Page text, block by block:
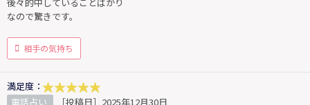
なので驚きです。
相手の気持ち
満足度：
電話占い
［投稿日］2025年12月30日